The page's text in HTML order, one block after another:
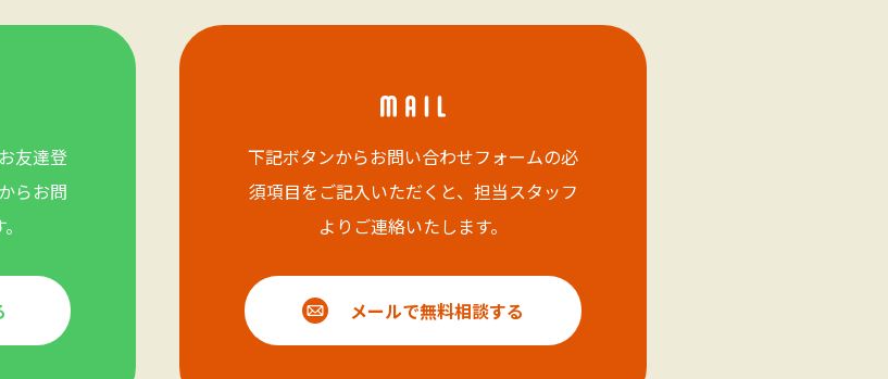
友達登
らお問
下記ボタンからお問い合わせフォームの必
須項目をご記入いただくと、担当スタッフ
よりご連絡いたします。
メールで無料相談する